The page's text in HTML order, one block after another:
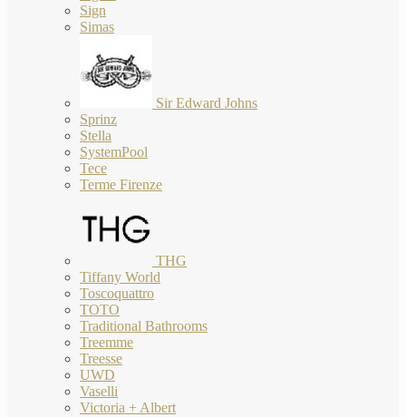
Sign
Simas
Sir Edward Johns
Sprinz
Stella
SystemPool
Tece
Terme Firenze
THG
Tiffany World
Toscoquattro
TOTO
Traditional Bathrooms
Treemme
Treesse
UWD
Vaselli
Victoria + Albert